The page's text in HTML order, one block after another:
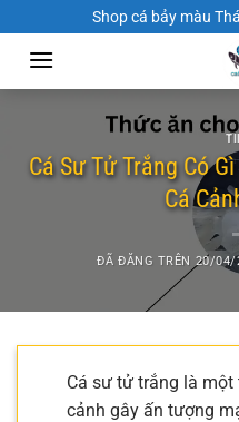
đến
dung
Shop cá bảy màu
Cá Sư Tử Trắng Có
Cá
ĐÃ ĐĂNG TRÊN 20/04/
Cá sư tử trắng là
cảnh gây ấn tượng